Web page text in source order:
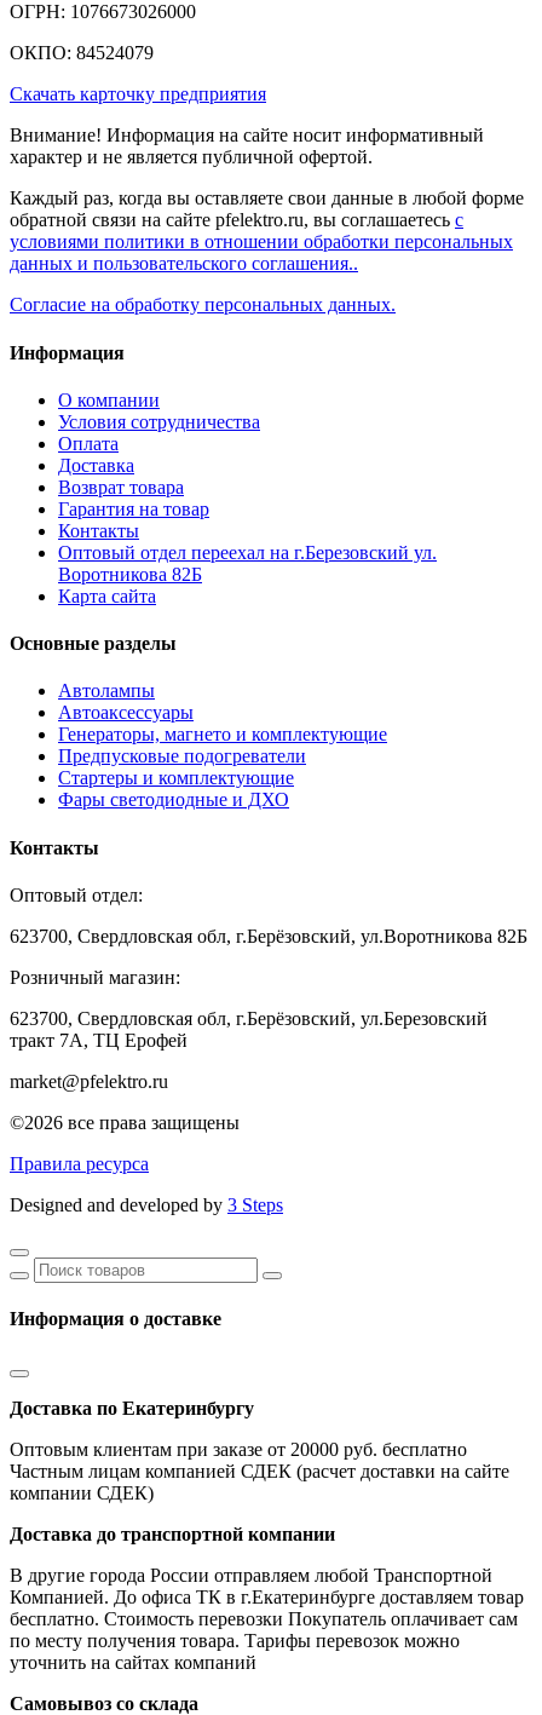
ОГРН: 1076673026000
ОКПО: 84524079
Скачать карточку предприятия
Внимание! Информация на сайте носит информативный
характер и не является публичной офертой.
Каждый раз, когда вы оставляете свои данные в любой форме
обратной связи на сайте pfelektro.ru, вы соглашаетесь с
условиями политики в отношении обработки персональных
данных и пользовательского соглашения..
Согласие на обработку персональных данных.
Информация
О компании
Условия сотрудничества
Оплата
Доставка
Возврат товара
Гарантия на товар
Контакты
Оптовый отдел переехал на г.Березовский ул.
Воротникова 82Б
Карта сайта
Основные разделы
Автолампы
Автоаксессуары
Генераторы, магнето и комплектующие
Предпусковые подогреватели
Стартеры и комплектующие
Фары светодиодные и ДХО
Контакты
Оптовый отдел:
623700, Свердловская обл, г.Берёзовский, ул.Воротникова 82Б
Розничный магазин:
623700, Свердловская обл, г.Берёзовский, ул.Березовский
тракт 7А, ТЦ Ерофей
market@pfelektro.ru
©2026 все права защищены
Правила ресурса
Designed and developed by 3 Steps
Информация о доставке
Доставка по Екатеринбургу
Оптовым клиентам при заказе от 20000 руб. бесплатно
Частным лицам компанией СДЕК (расчет доставки на сайте
компании СДЕК)
Доставка до транспортной компании
В другие города России отправляем любой Транспортной
Компанией. До офиса ТК в г.Екатеринбурге доставляем товар
бесплатно. Стоимость перевозки Покупатель оплачивает сам
по месту получения товара. Тарифы перевозок можно
уточнить на сайтах компаний
Самовывоз со склада